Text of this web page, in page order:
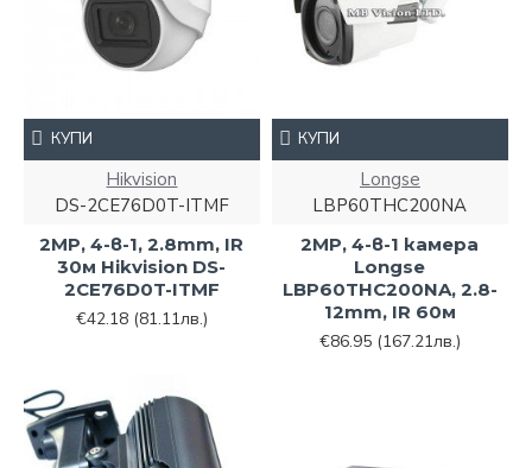
Hikvision
DS-2CE76D0T-ITMF
2MP, 4-в-1, 2.8mm, IR
30м Hikvision DS-
2CE76D0T-ITMF
€42.18 (81.11лв.)
КУПИ
Longse
LBP60THC200NA
2MP, 4-в-1 камера
Longse
LBP60THC200NA, 2.8-
12mm, IR 60м
€86.95 (167.21лв.)
КУПИ